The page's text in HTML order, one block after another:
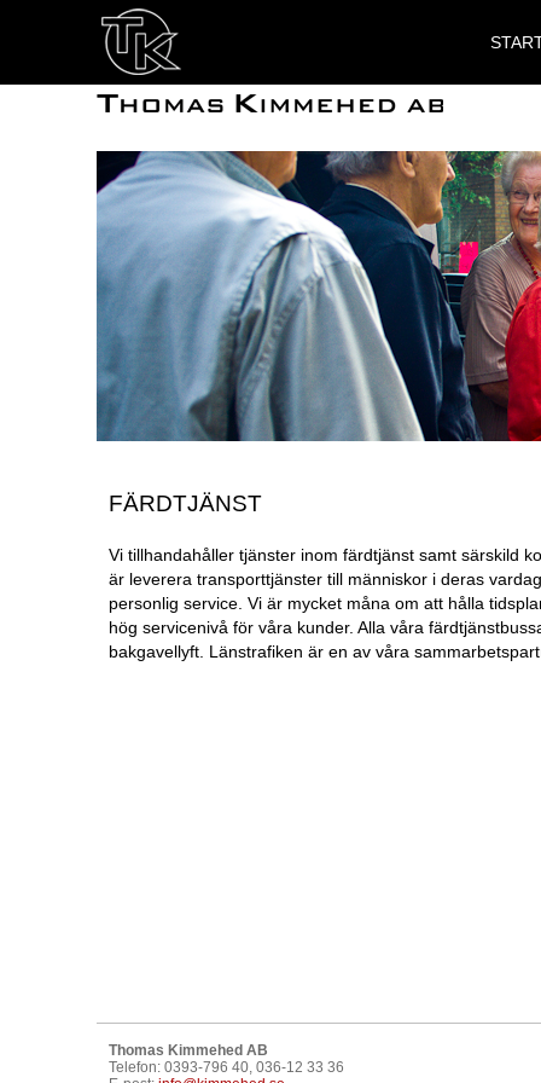
FÄRDTJÄNST
Vi tillhandahåller tjänster inom färdtjänst samt särskild
är leverera transporttjänster till människor i deras
personlig service. Vi är mycket måna om att hålla
hög servicenivå för våra kunder. Alla våra
bakgavellyft. Länstrafiken är en av våra
Thomas Kimmehed AB
Telefon: 0393-796 40, 036-12 33 36